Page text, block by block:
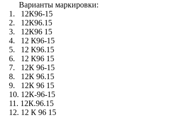
Варианты маркировки:
1. 12К96-15
2. 12К96.15
3. 12К96 15
4. 12 К96-15
5. 12 К96.15
6. 12 К96 15
7. 12К 96-15
8. 12К 96.15
9. 12К 96 15
10. 12К-96-15
11. 12К.96.15
12. 12 К 96 15